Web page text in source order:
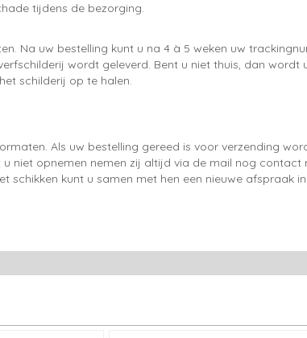
tijdens de bezorging.
Na uw bestelling kunt u na 4 à 5 weken uw
wordt geleverd. Bent u niet thuis, dan
schilderij op te halen.
Als uw bestelling gereed is voor verzending
niet opnemen nemen zij altijd via de mail nog
schikken kunt u samen met hen een nieuwe afspraak